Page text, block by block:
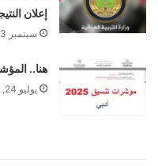
إعلان النتيجة
سبتمبر 23, 2024
هنا..
يوليو 24, 2025